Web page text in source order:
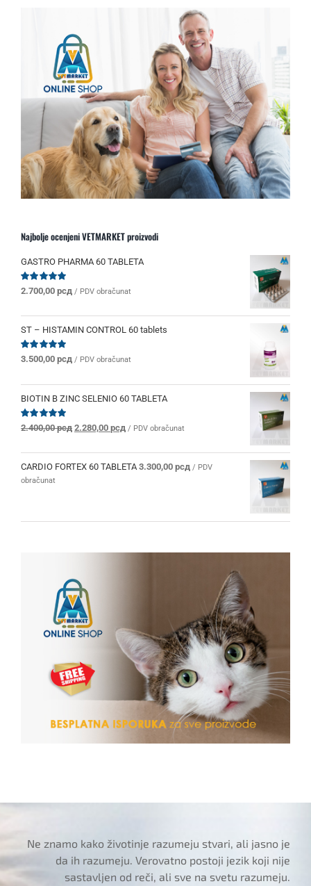
Najbolje ocenjeni VETMARKET proizvodi
GASTRO PHARMA 60 TABLETA
Ocenjeno
od 5
2.700,00 рсд / PDV obračunat
ST – HISTAMIN CONTROL 60 tablets
Ocenjeno
od 5
3.500,00 рсд / PDV obračunat
BIOTIN B ZINC SELENIO 60 TABLETA
Ocenjeno
od 5
2.400,00рсд Originalna
je
bila:
2.280,00 рсд Trenutna
je:
2.280,00 рсд.
/ PDV obračunat
CARDIO FORTEX 60 TABLETA 3.300,00 рсд / PDV
obračunat
Ne znamo kako životinje razumeju stvari, ali jasno je
da ih razumeju. Verovatno postoji jezik koji nije
sastavljen od reči, ali sve na svetu razumeju.